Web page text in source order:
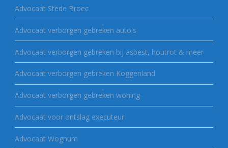
Advocaat Stede Broec
Advocaat verborgen gebreken auto's
Advocaat verborgen gebreken bij asbest, houtrot & meer
Advocaat verborgen gebreken Koggenland
Advocaat verborgen gebreken woning
Advocaat voor ontslag executeur
Advocaat Wognum